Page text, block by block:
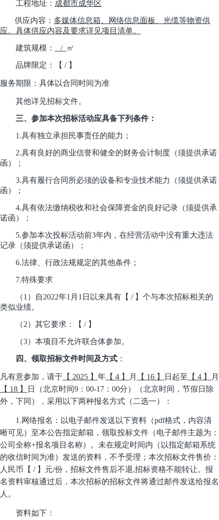
工程地址： 成都市成华区
供应内容： 多媒体信息箱、网络信息面板、光缆等物资供
应。 具体供应内容及要求详见项目清单。
建筑规模： / ㎡
品牌限定：【 / 】
服务期限：具体以合同时间为准
其他详见招标文件。
三、参加本次招标活动应具备下列条件：
1 .具有独立承担民事责任的能力；
2.具有良好的商业信誉和健全的财务会计制度 （须提供承诺
函）
；
3.具有履行合同所必须的设备和专业技术能力
（须提供承诺
函）
；
4.具有依法缴纳税收和社会保障资金的良好记录 （须提供承
诺函）
；
5.参加本次投标活动前3年内，在经营活动中没有重大违法
记录 （须提供承诺函） ；
6.法律、行政法规规定的其他条件；
7.特殊要求
（1） 自2022年1月1日以来具有 【 / 】 个与本次招标相关的
类似业绩。
（2） 其它要求：【 / 】
（3）本项目不允许联合体参加。
四、领取招标文件时间及方式 ：
凡有意参加，请于 【 2025 】 年 【 4 】 月 【 16 】 日起至 【 4 】
月
【 18 】 日 （北京时间9：00-17：00分）
（北京时间，节假日除
外，下同），采用以下两种报名方式（二选一）：
1.网络报名：以电子邮件发送以下资料（pdf格式，内容清
晰可见）至本公告指定邮箱， 领取投标文件 （电子邮件主题为：
公司全称+报名项目名称）
。未在规定时间内（以指定邮箱系统
的收信时间为准）发送的资料，不予受理；本次招标文件售价：
人民币【 / 】元/份，招标文件售后不退,招标资格不能转让。报
名资料审核通过后，本次招标的招标文件将通过邮件发送给报名
人。
资料如下：